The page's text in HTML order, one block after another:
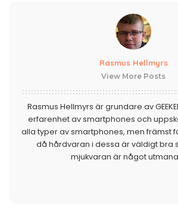
Rasmus Hellmyrs
View More Posts
Rasmus Hellmyrs är grundare av
erfarenhet av smartphones och
alla typer av smartphones, men främst
då hårdvaran i dessa är väldigt bra
mjukvaran är något